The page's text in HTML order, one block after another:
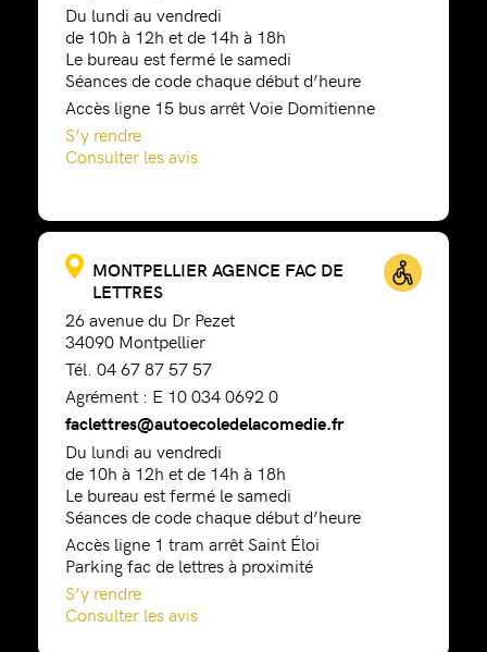
Du lundi au vendredi
de 10h à 12h et de 14h à 18h
Le bureau est fermé le samedi
Séances de code chaque début d’heure
Accès ligne 15 bus arrêt Voie Domitienne
S’y rendre
Consulter les avis
MONTPELLIER AGENCE FAC DE
LETTRES
26 avenue du Dr Pezet
34090 Montpellier
Tél. 04 67 87 57 57
Agrément : E 10 034 0692 0
faclettres@autoecoledelacomedie.fr
Du lundi au vendredi
de 10h à 12h et de 14h à 18h
Le bureau est fermé le samedi
Séances de code chaque début d’heure
Accès ligne 1 tram arrêt Saint Éloi
Parking fac de lettres à proximité
S’y rendre
Consulter les avis